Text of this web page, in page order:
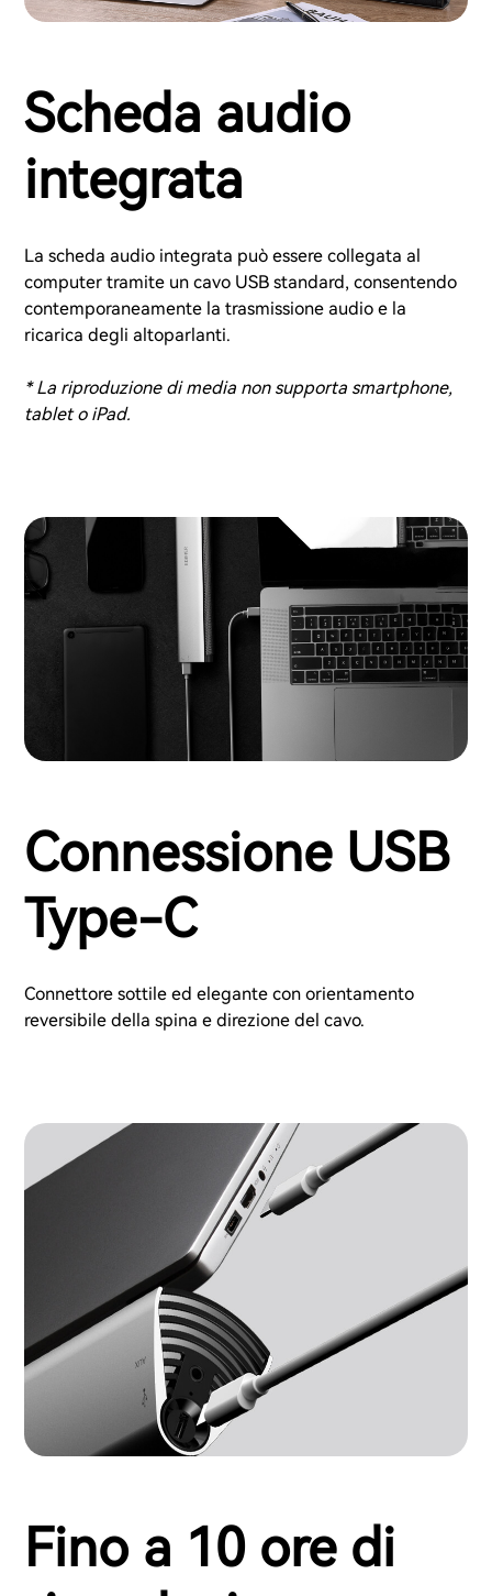
Scheda audio
integrata
La scheda audio integrata può essere collegata al
computer tramite un cavo USB standard, consentendo
contemporaneamente la trasmissione audio e la
ricarica degli altoparlanti.
* La riproduzione di media non supporta smartphone,
tablet o iPad.
Connessione USB
Type-C
Connettore sottile ed elegante con orientamento
reversibile della spina e direzione del cavo.
Fino a 10 ore di